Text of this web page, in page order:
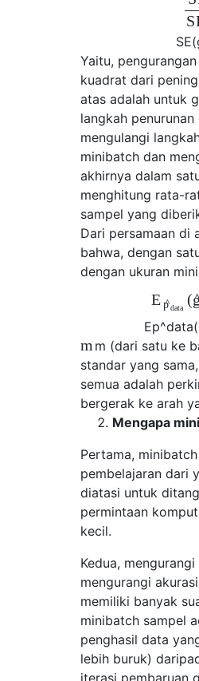
S
SE(
Yaitu,
kuadrat dari
atas adalah untuk
langkah
mengulangi
minibatch dan
akhirnya dalam
menghitung rata-
sampel yang
Dari persamaan di
bahwa, dengan
dengan ukuran
E p^data
(g
^
Ep^data(
m m (dari satu ke
standar yang
semua adalah
bergerak ke arah
Mengapa
Pertama,
pembelajaran dari
diatasi untuk
permintaan
kecil.
Kedua,
mengurangi
memiliki banyak
minibatch sampel
penghasil data
lebih buruk)
iterasi pembaruan